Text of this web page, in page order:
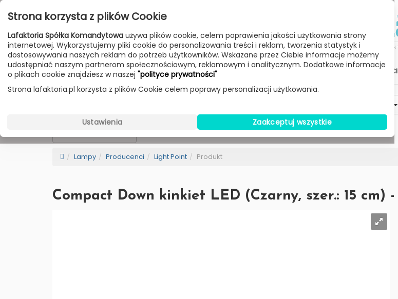
Przejdź do treści
Poniedziałek - Piątek 10:00-18:00
Sobota 10:00-14:00
HOME LAMPY MEBLE DODATKI STREFA KLIENTA ARCHITEKCI
BESTSELLER W MAGAZYNIE
Lampy Producenci Light Point Produkt
Compact Down kinkiet LED (Czarny, szer.: 15 cm) -
Strona korzysta z plików Cookie
Lafaktoria Spółka Komandytowa używa plików cookie, celem poprawienia jakości użytkowania strony
internetowej. Wykorzystujemy pliki cookie do personalizowania treści i reklam, tworzenia statystyk i
dostosowywania naszych reklam do potrzeb użytkowników. Wskazane przez Ciebie informacje możemy
udostępniać naszym partnerom społecznościowym, reklamowym i analitycznym. Dodatkowe informacje
o plikach cookie znajdziesz w naszej "polityce prywatności"
Strona lafaktoria.pl korzysta z plików Cookie celem poprawy personalizacji użytkowania.
Zaakceptuj wszystkie
Ustawienia